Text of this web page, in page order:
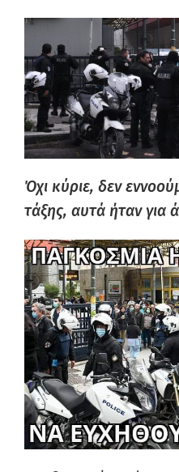
Όχι κύριε, δεν
τάξης, αυτά ήταν για